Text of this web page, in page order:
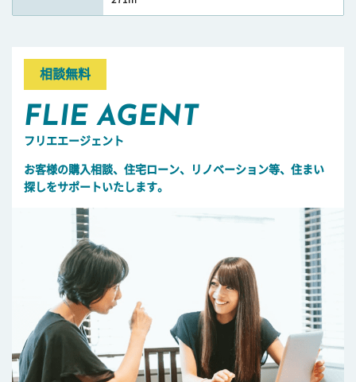
相談無料
FLIE AGENT
フリエエージェント
お客様の購入相談、住宅ローン、リノベーション等、住まい
探しをサポートいたします。